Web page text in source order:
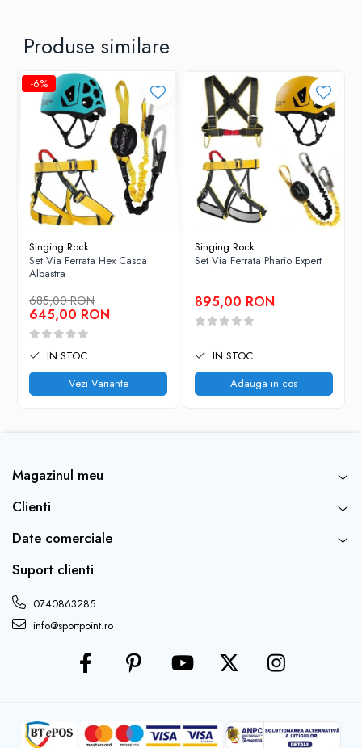
lonje codate pe culori
punct de amarare centrala cu rezistenta de 12KN
forta soc: 4,85 kN
greutate: 0,595 g
Produse similare
-6%
Singing Rock
Set Via Ferrata Hex Casca
Albastra
685,00 RON
645,00 RON
IN STOC
Vezi Variante
Singing Rock
Set Via Ferrata Phario Expert
895,00 RON
IN STOC
Adauga in cos
Magazinul meu
Clienti
Date comerciale
Suport clienti
0740863285
info@sportpoint.ro